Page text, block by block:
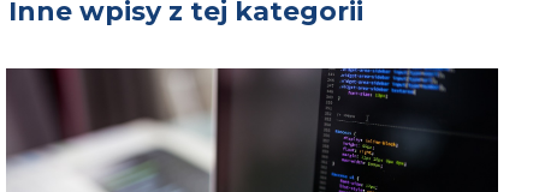
Inne wpisy z tej kategorii